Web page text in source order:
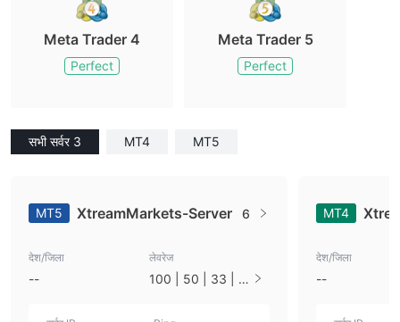
Meta Trader 4
Perfect
Meta Trader 5
Perfect
सभी सर्वर 3 MT4 MT5
MT5 XtreamMarkets-Server 6
देश/जिला
--
लेवरेज
100 | 50 | 33 | 2
MT4
देश/जिला
--